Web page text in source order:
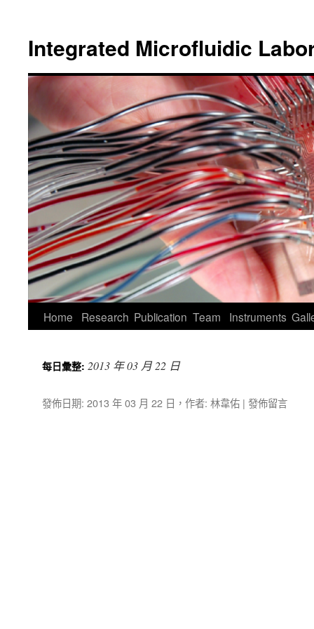
主
內
容
Integrated Microfluidic
Home Research Publication Team Instruments
每日彙整: 2013 年 03 月 22 日
發佈日期: 2013 年 03 月 22 日 ， 作者: 林韋佑 | 發佈留言